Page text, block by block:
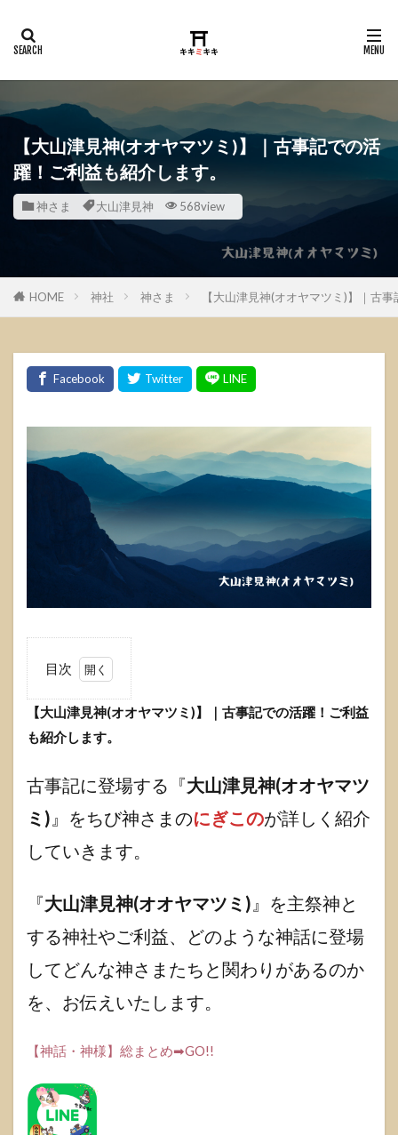
【大山津見神(オオヤマツミ)】｜古事記での活
躍！ご利益も紹介します。
神さま 大山津見神 568view
HOME 神社 神さま 【大山津見神(オオヤマツミ)】｜古
目次
【大
山津
見神
ヤマ
ツ
ミ)】
｜古
事記
での
躍！
ご利
益も
紹介
しま
す。
1.1
記
山津
見神
(オオ
ヤマ
【大山津見神(オオヤマツミ)】｜古事記での活躍！ご利益
も紹介します。
古事記に登場する『大山津見神(オオヤマツ
ミ) 』をちび神さまのにぎこのが詳しく紹介
していきます。
『大山津見神(オオヤマツミ) 』を主祭神と
する神社やご利益、どのような神話に登場
してどんな神さまたちと関わりがあるのか
を、お伝えいたします。
【神話・神様】総まとめ➡GO!!